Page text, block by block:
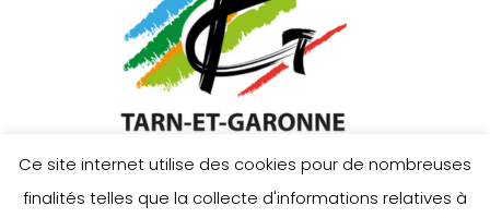
Ce site internet utilise des cookies pour de nombreuses
finalités telles que la collecte d'informations relatives à